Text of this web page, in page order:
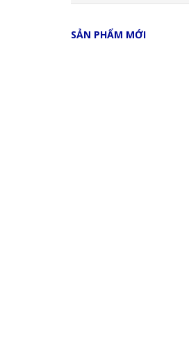
SẢN PHẨM MỚI